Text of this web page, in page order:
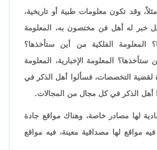
وقد تكون معلومات طبية أو تاريخية،
خبر له أهل فن مختصون به، المعلومة
المعلومة الفلكية من أين ستأخذها؟
ستأخذها؟ المعلومة الإخبارية، المعلومة
لقضية التخصصات، فسألوا أهل الذكر في
أهل الذكر في كل مجال من المجالات.
لها مصادر خاصة، وهناك مواقع جادة
مواقع لها مصداقية معينة، فيه مواقع